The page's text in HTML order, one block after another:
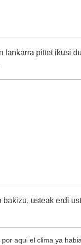
pittet ikusi
usteak erdi
aqui el clima ya